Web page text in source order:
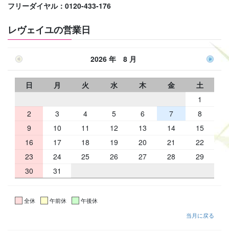
フリーダイヤル：0120-433-176
レヴェイユの営業日
2026 年 8 月
日 月 火 水 木 金
土
1
2
3 4 5 6 7
8
9
10 11 12 13 14
15
16
17 18 19 20 21
22
23
24 25 26 27 28
29
30
31
全休 午前休
午後休
当月に戻る